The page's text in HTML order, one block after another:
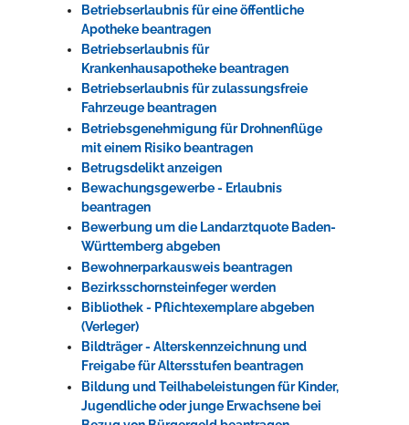
Betriebserlaubnis für eine öffentliche
Apotheke beantragen
Betriebserlaubnis für
Krankenhausapotheke beantragen
Betriebserlaubnis für zulassungsfreie
Fahrzeuge beantragen
Betriebsgenehmigung für Drohnenflüge
mit einem Risiko beantragen
Betrugsdelikt anzeigen
Bewachungsgewerbe - Erlaubnis
beantragen
Bewerbung um die Landarztquote Baden-
Württemberg abgeben
Bewohnerparkausweis beantragen
Bezirksschornsteinfeger werden
Bibliothek - Pflichtexemplare abgeben
(Verleger)
Bildträger - Alterskennzeichnung und
Freigabe für Altersstufen beantragen
Bildung und Teilhabeleistungen für Kinder,
Jugendliche oder junge Erwachsene bei